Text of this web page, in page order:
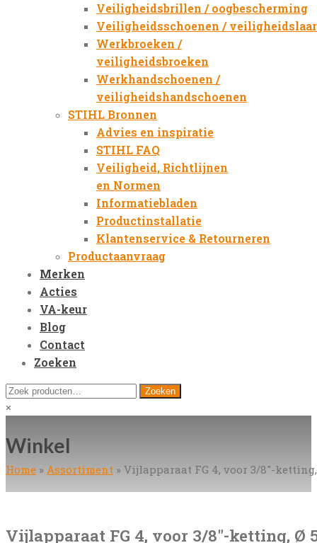
Veiligheidsbrillen / oogbescherming
Veiligheidsschoenen /
Werkbroeken /
veiligheidsbroeken
Werkhandschoenen /
veiligheidshandschoenen
STIHL Bronnen
Advies en inspiratie
STIHL FAQ
Veiligheid, Richtlijnen
en Normen
Informatiebladen
Productinstallatie
Klantenservice & Retourneren
Productaanvraag
Merken
Acties
VA-keur
Blog
Contact
Zoeken
Open
Mobile
Zoeken
naar:
Zoeken
×
Winkel
Home » Assortiment » Vijlapparaat FG 4, voor 3/8″-ketting,
Vijlapparaat FG 4, voor 3/8″-ketting, Ø